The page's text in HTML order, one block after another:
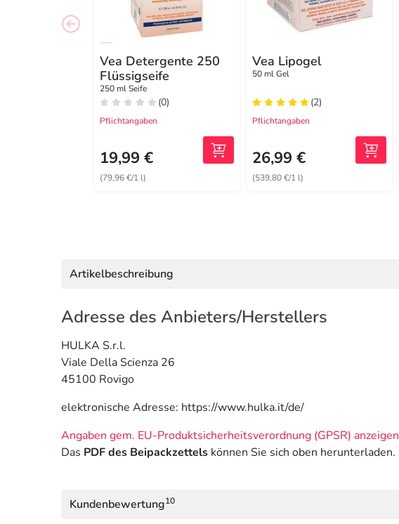
Vea Detergente 250
Flüssigseife
250 ml Seife
(0)
Pflichtangaben
19,99 €
(79,96 €/1 l)
Vea Lipogel
50 ml Gel
(2)
Pflichtangaben
26,99 €
(539,80 €/1 l)
Artikelbeschreibung
Adresse des Anbieters/Herstellers
HULKA S.r.l.
Viale Della Scienza 26
45100 Rovigo
elektronische Adresse: https://www.hulka.it/de/
Angaben gem. EU-Produktsicherheitsverordnung (GPSR) anzeigen
Das PDF des Beipackzettels können Sie sich oben herunterladen.
Kundenbewertung10